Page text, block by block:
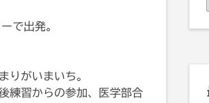
で出発。
りがいまいち。
練習からの参加、医学部合